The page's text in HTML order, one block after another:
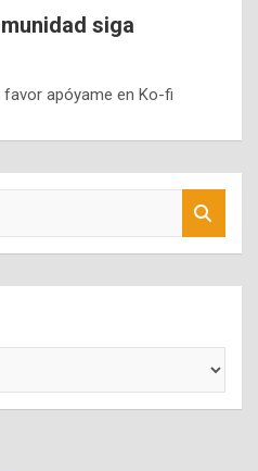
siga
apóyame en Ko-fi